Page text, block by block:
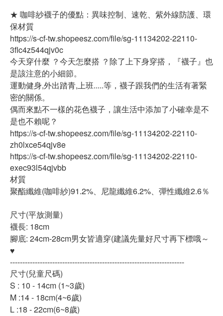
★ 咖啡紗襪子的優點：異味控制、速乾、紫外線防護、環
保材質
https://s-cf-tw.shopeesz.com/file/sg-11134202-22110-
3flc4z544qjv0c
今天穿什麼 ？今天怎麼搭 ？除了上下身穿搭，『襪子』也
是該注意的小細節。
運動健身,外出踏青,上班.....等，襪子跟我們的生活有著緊
密的關係。
偶而來點不一樣的花色襪子，讓生活中添加了小確幸是不
是也不賴呢？
https://s-cf-tw.shopeesz.com/file/sg-11134202-22110-
zh0lxce54qjv8e
https://s-cf-tw.shopeesz.com/file/sg-11134202-22110-
exec93l54qjvbb
材質
聚酯纖維(咖啡紗)91.2%、尼龍纖維6.2%、彈性纖維2.6％
尺寸(平放測量)
襪長: 18cm
腳底: 24cm-28cm男女皆適穿(建議先量好尺寸再下標哦～
♥
----------------------------------------------------------------------
尺寸(兒童尺碼)
S : 10 - 14cm (1~3歲)
M :14 - 18cm(4~6歲)
L :18 - 22cm(6~8歲)